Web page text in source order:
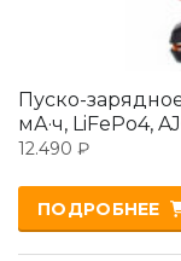
Пуско-
мА·ч, LiFePo4,
12.490 ₽
ПОДРОБНЕЕ